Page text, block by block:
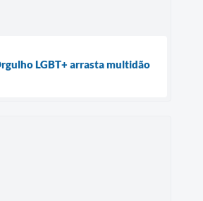
LGBT+ arrasta multidão